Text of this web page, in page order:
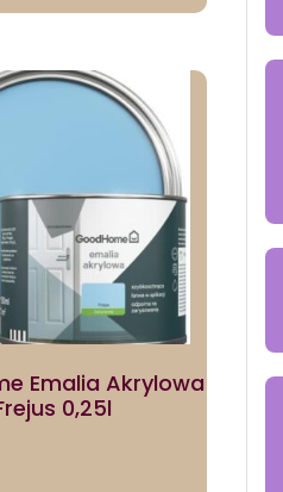
Emalia Akrylowa
0,25l